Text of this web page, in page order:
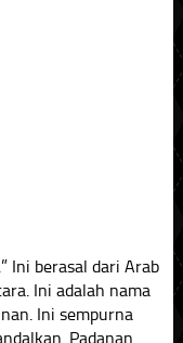
Ini berasal dari Arab
Ini adalah nama
Ini sempurna
Padanan